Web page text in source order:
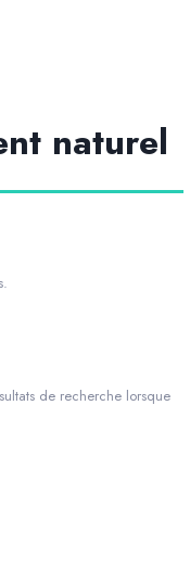
naturel
de recherche lorsque